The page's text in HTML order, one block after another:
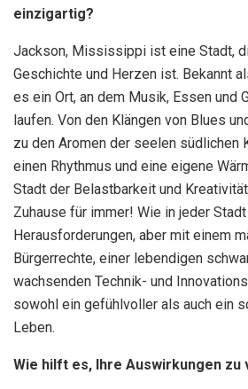
einzigartig?
Jackson, Mississippi ist eine Stadt,
Geschichte und Herzen ist. Bekannt
es ein Ort, an dem Musik, Essen und
laufen. Von den Klängen von Blues
zu den Aromen der seelen südlichen
einen Rhythmus und eine eigene
Stadt der Belastbarkeit und
Zuhause für immer! Wie in jeder
Herausforderungen, aber mit einem
Bürgerrechte, einer lebendigen
wachsenden Technik- und
sowohl ein gefühlvoller als auch ein
Leben.
Wie hilft es, Ihre Auswirkungen